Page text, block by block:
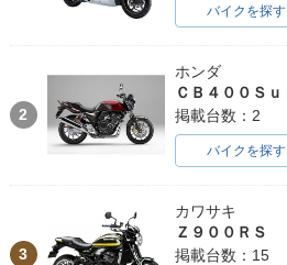
バイクを探す
2
ホンダ
掲載台数：2
バイクを探す
3
カワサキ
Ｚ９００ＲＳ
掲載台数：15